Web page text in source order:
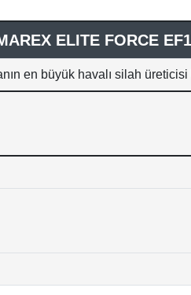
ELITE FORCE
en büyük havalı silah